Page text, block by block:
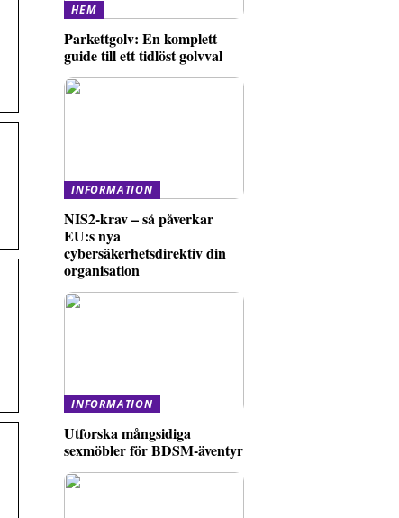
HEM
Parkettgolv: En komplett
guide till ett tidlöst golvval
INFORMATION
NIS2-krav – så påverkar
EU:s nya
cybersäkerhetsdirektiv din
organisation
INFORMATION
Utforska mångsidiga
sexmöbler för BDSM-äventyr